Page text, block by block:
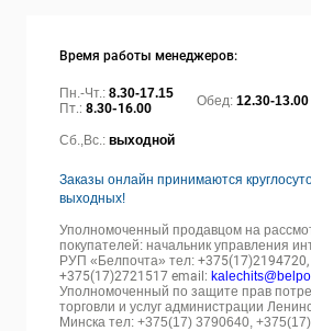
Время работы менеджеров:
Пн.-Чт.: 8.30-17.15
Пт.: 8.30-16.00 Обед: 12.30-13.00
Сб.,Вс.: выходной
Заказы онлайн принимаются
выходных!
Уполномоченный продавцом на
покупателей: начальник управления
РУП «Белпочта» тел: +375(17)2194720,
+375(17)2721517 email:
Уполномоченный по защите прав
торговли и услуг администрации
Минска тел: +375(17) 3790640,